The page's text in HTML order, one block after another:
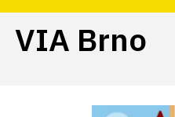
VIA Brno